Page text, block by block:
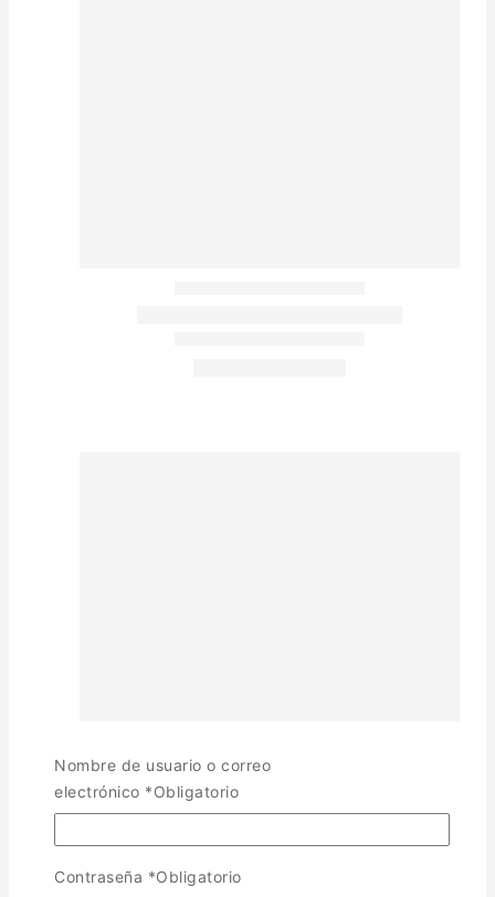
Nombre de usuario o correo
electrónico *Obligatorio
Contraseña *Obligatorio